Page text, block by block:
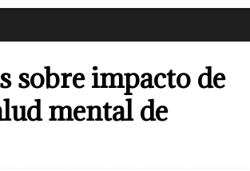
sobre impacto de
mental de